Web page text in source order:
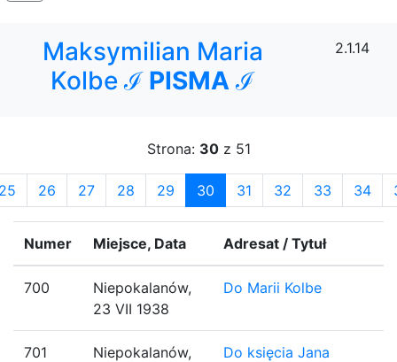
Maksymilian Maria
Kolbe ℐ PISMA ℐ
2.1.14
Strona: 30z 51
26 27 28 29 30 31 32 33 34
Numer Miejsce, Data Adresat / Tytuł
700
Niepokalanów,
23 VII 1938
Do Marii Kolbe
701
Niepokalanów,
Do księcia Jana